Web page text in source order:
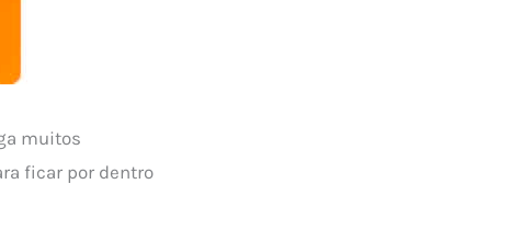
muitos
ficar por dentro